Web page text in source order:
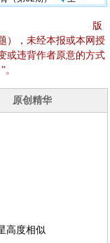
版
），未经本报或本网授
或违背作者原意的方式